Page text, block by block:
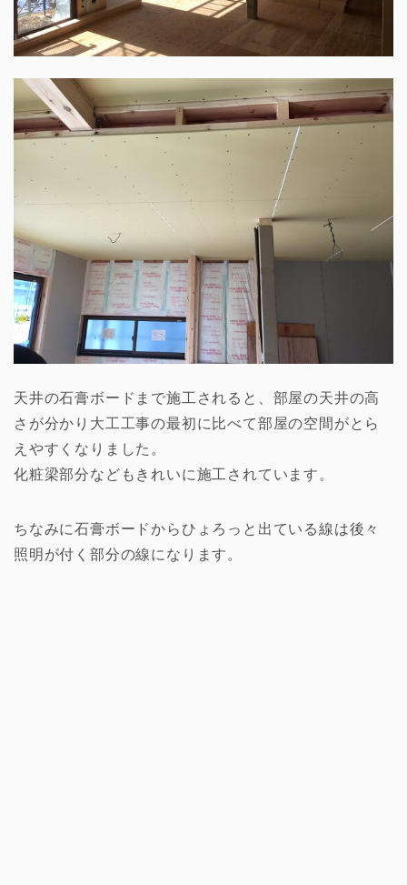
天井の石膏ボードまで施工されると、部屋の天井の高
さが分かり大工工事の最初に比べて部屋の空間がとら
えやすくなりました。
化粧梁部分などもきれいに施工されています。
ちなみに石膏ボードからひょろっと出ている線は後々
照明が付く部分の線になります。